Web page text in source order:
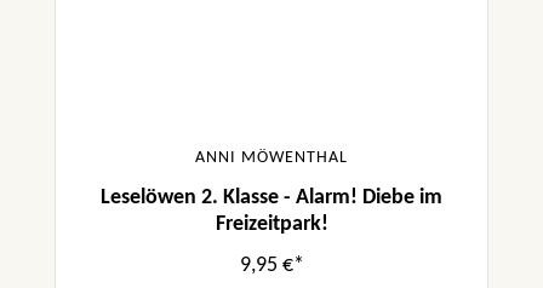
ANNI MÖWENTHAL
Leselöwen 2. Klasse - Alarm! Diebe im
Freizeitpark!
9,95 €*